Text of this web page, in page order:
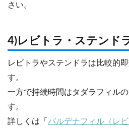
さい。
4)レビトラ・ステンド
レビトラやステンドラは比較的
す。
一方で持続時間はタダラフィル
す。
詳しくは「 バルデナフィル（レ